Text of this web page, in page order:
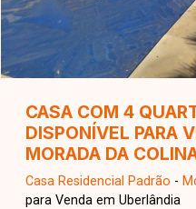
CASA COM 4
DISPONÍVEL PARA
MORADA DA
Casa Residencial Padrão -
para Venda em Uberlândia